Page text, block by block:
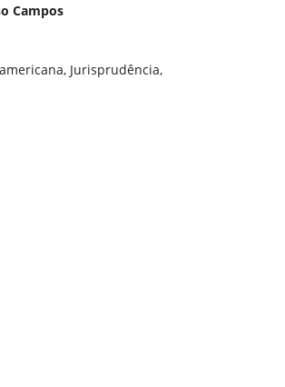
Campos
Jurisprudência,